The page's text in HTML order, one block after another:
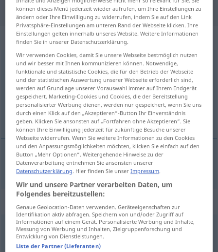
"Fachwissen" Spanisch Übersetzung
„Fachwissen“: Neutrum
Fachwissenn <Fachwissens>
Übersicht aller Übersetzungen
(Für mehr Details die Übersetzung anklicken/antippen)
conocimientos especializados
conocimientosmplespecializados Fachwissen
Synonyme für "Fachwissen"
Sachkunde,Expertise,Kernkompetenz,Fachkenntnis
können dieses Menü jederzeit wieder aufrufen, um Ihre Einstellungen zu
ändern oder Ihre Einwilligung zu widerrufen, indem Sie auf den Link
Privatsphäre-Einstellungen am unteren Rand der Webseite klicken. Ihre
Einstellungen gelten innerhalb unseres Website. Weitere Informationen
finden Sie in unserer Datenschutzerklärung.
Wir verwenden Cookies, damit Sie unsere Webseite bestmöglich nutzen
und wir besser mit Ihnen kommunizieren können. Notwendige,
funktionale und statistische Cookies, die für den Betrieb der Webseite
und der statistischen Auswertung unserer Webseite erforderlich sind,
werden auf Grundlage unserer Vorauswahl immer auf Ihrem Endgerät
gespeichert. Marketing-Cookies und Cookies, die der Bereitstellung
personalisierter Werbung dienen, werden nur gespeichert, wenn Sie uns
durch einen Klick auf den „Akzeptieren“-Button Ihr Einverständnis
geben. Klicken Sie ansonsten auf „Fortfahren ohne Akzeptieren“. Sie
können Ihre Einwilligung jederzeit für zukünftige Besuche unserer
Webseite widerrufen. Wenn Sie weitere Informationen zu den Cookies
und den Anpassungsmöglichkeiten möchten, klicken Sie einfach auf den
Button „Mehr Optionen“. Weitergehende Hinweise zu der
Datenverarbeitung entnehmen Sie ansonsten unserer
Datenschutzerklärung. Hier finden Sie unserImpressum.
Wir und unsere Partner verarbeiten Daten, um
Folgendes bereitzustellen:
Genaue Geolocation-Daten verwenden. Geräteeigenschaften zur
Identifikation aktiv abfragen. Speichern von und/oder Zugriff auf
Informationen auf einem Gerät. Personalisierte Werbung und Inhalte,
Messung von Werbung und Inhalten, Zielgruppenforschung und
Entwicklung von Dienstleistungen.
Liste der Partner (Lieferanten)